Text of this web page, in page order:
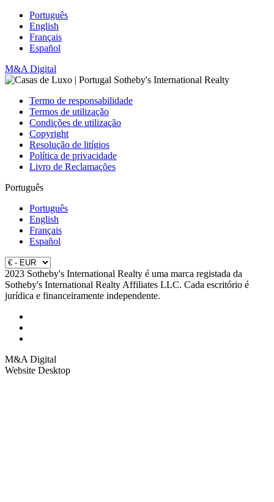
Português
English
Français
Español
M&A Digital
Termo de responsabilidade
Termos de utilização
Condições de utilização
Copyright
Resolução de litígios
Política de privacidade
Livro de Reclamações
Português
Português
English
Français
Español
2023 Sotheby's International Realty é uma marca registada da
Sotheby's International Realty Affiliates LLC. Cada escritório é
jurídica e financeiramente independente.
M&A Digital
Website Desktop